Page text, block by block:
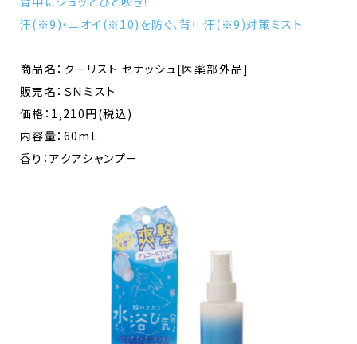
汗(※9)・ニオイ(※10)を防ぐ、背中汗(※9)対策ミスト
商品名：クーリスト セナッシュ[医薬部外品]
販売名：ＳＮミスト
価格：1,210円(税込)
内容量：60mL
香り：アクアシャンプー